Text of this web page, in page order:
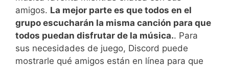
amigos. La mejor parte es que todos en el
grupo escucharán la misma canción para que
todos puedan disfrutar de la música.. Para
sus necesidades de juego, Discord puede
mostrarle qué amigos están en línea para que